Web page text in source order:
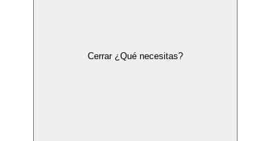
Cerrar ¿Qué necesitas?